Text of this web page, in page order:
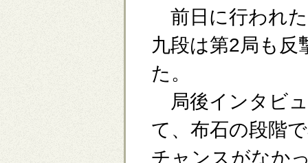
前日に行われ
九段は第2局も反
た。
局後インタビ
て、布石の段階
チャンスがなか